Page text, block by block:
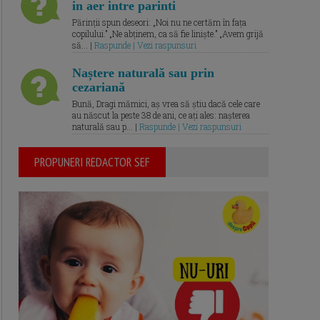
in aer intre parinti
Părinții spun deseori: „Noi nu ne certăm în fața
copilului.” „Ne abținem, ca să fie liniște.” „Avem grijă
să... | Raspunde | Vezi raspunsuri
Naștere naturală sau prin
cezariană
Bună, Dragi mămici, aș vrea să știu dacă cele care
au născut la peste 38 de ani, ce ați ales: nașterea
naturală sau p... | Raspunde | Vezi raspunsuri
PROPUNERI REDACTOR SEF